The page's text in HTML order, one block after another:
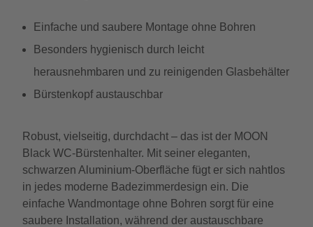
Einfache und saubere Montage ohne Bohren
Besonders hygienisch durch leicht
herausnehmbaren und zu reinigenden Glasbehälter
Bürstenkopf austauschbar
Robust, vielseitig, durchdacht – das ist der MOON
Black WC-Bürstenhalter. Mit seiner eleganten,
schwarzen Aluminium-Oberfläche fügt er sich nahtlos
in jedes moderne Badezimmerdesign ein. Die
einfache Wandmontage ohne Bohren sorgt für eine
saubere Installation, während der austauschbare